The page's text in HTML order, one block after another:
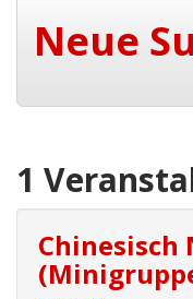
Neue
1
Chinesisch